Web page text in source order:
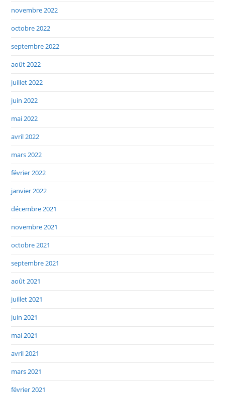
novembre 2022
octobre 2022
septembre 2022
août 2022
juillet 2022
juin 2022
mai 2022
avril 2022
mars 2022
février 2022
janvier 2022
décembre 2021
novembre 2021
octobre 2021
septembre 2021
août 2021
juillet 2021
juin 2021
mai 2021
avril 2021
mars 2021
février 2021